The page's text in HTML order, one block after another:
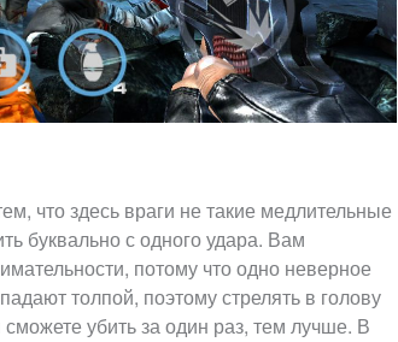
что здесь враги не такие медлительные
буквально с одного удара. Вам
потому что одно неверное
толпой, поэтому стрелять в голову
убить за один раз, тем лучше. В